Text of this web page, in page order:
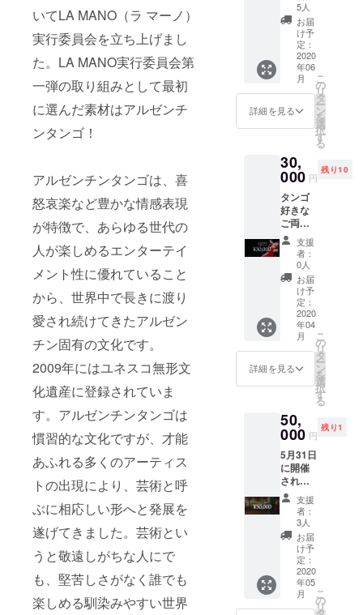
いてLA MANO（ラ マーノ）
実行委員会を立ち上げまし
た。LA MANO実行委員会第
一弾の取り組みとして最初
に選んだ素材はアルゼンチ
ンタンゴ！
アルゼンチンタンゴは、喜
怒哀楽など豊かな情感表現
が特徴で、あらゆる世代の
人が楽しめるエンターテイ
メント性に優れていること
から、世界中で長きに渡り
愛され続けてきたアルゼン
チン固有の文化です。
2009年にはユネスコ無形文
化遺産に登録されていま
す。アルゼンチンタンゴは
慣習的な文化ですが、才能
あふれる多くのアーティス
トの出現により、芸術と呼
ぶに相応しい形へと発展を
遂げてきました。芸術とい
うと敬遠しがちな人にで
も、堅苦しさがなく誰でも
楽しめる馴染みやすい世界
の限定
公開の
ダンス
動画（1
曲）を
お送り
致しま
す。 ※
動画視
様へ限
定公開
URLを
メール
でお送
り致し
ます。
持ちだ
け、そ
んな方
へ。 私
達の活
動に賛
同して
くださ
る方に
感謝の
気持ち
て出演
者から
の動画
メッ
セージ
とソル
＆フェ
ルナン
ドの限
定公開
のダン
ス動画
（2曲）
をお送
り致し
ます。
※動画視
様へ限
定公開
URLを
メール
でお送
り致し
ます。
5人
お届
け予
定：
2020
年06
月
詳細を見る
こ
の
リ
タ
ー
ン
を
選
択
す
る
30,
000 円
残り10
タンゴ
好きな
ご両親
やお友
達へい
かがで
すか？
最前列
の特別
席をご
用意致
しま
す。本
公演は
自由席
となっ
ます
が、開
場前に
お並び
頂くこ
ともな
くス
ムーズ
にご観
覧頂け
ます。
スタッ
フが特
別席ま
でご案
内致し
支援
者：
0人
お届
け予
定：
2020
年04
月
詳細を見る
こ
の
リ
タ
ー
ン
を
選
択
す
る
50,
000 円
残り1
5月31日
に開催
される
Milonga
へ限定
ご招
待！ 公
演翌日
のアル
ゼンチ
ンタン
ゴスタ
ジオ
支援
者：
3人
お届
け予
定：
2020
年05
月
こ
の
リ